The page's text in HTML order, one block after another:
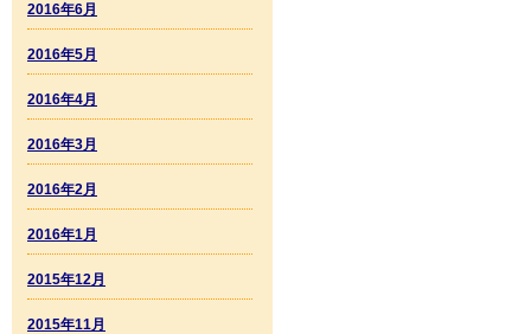
2016年6月
2016年5月
2016年4月
2016年3月
2016年2月
2016年1月
2015年12月
2015年11月